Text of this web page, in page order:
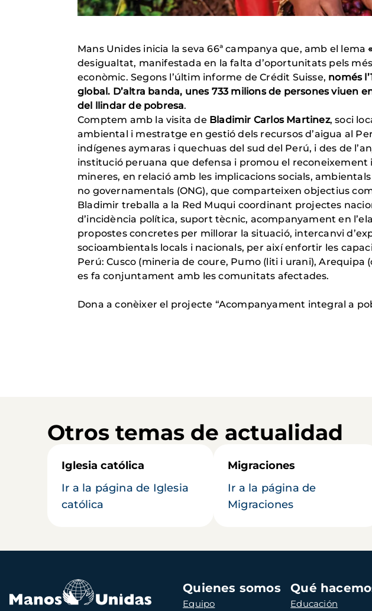
Mans Unides inicia la seva 66ª campanya que, amb el lema
desigualtat, manifestada en la falta d’oportunitats pels
econòmic. Segons l’últim informe de Crédit Suisse, només
global. D’altra banda, unes 733 milions de persones viuen
del llindar de pobresa.
Comptem amb la visita de Bladimir Carlos Martinez, soci
ambiental i mestratge en gestió dels recursos d’aigua al
indígenes aymaras i quechuas del sud del Perú, i des de
institució peruana que defensa i promou el
mineres, en relació amb les implicacions socials,
no governamentals (ONG), que comparteixen objectius
Bladimir treballa a la Red Muqui coordinant projectes
d’incidència política, suport tècnic, acompanyament en
propostes concretes per millorar la situació, intercanvi
socioambientals locals i nacionals, per així enfortir les
Perú: Cusco (mineria de coure, Pumo (liti i urani), Arequipa
es fa conjuntament amb les comunitats afectades.
Dona a conèixer el projecte “Acompanyament integral a
Otros temas de actualidad
Iglesia católica
Ir a la página de Iglesia
católica
Migraciones
Ir a la página de
Migraciones
Navegación
principal
Quienes somos
Equipo
Qué
Educación